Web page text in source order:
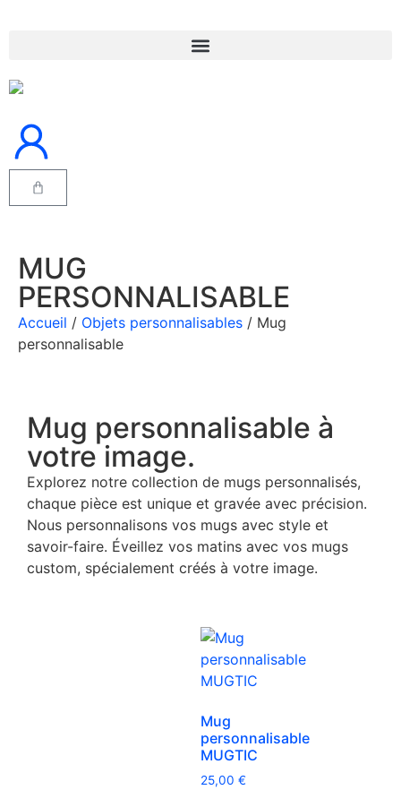
MUG
PERSONNALISABLE
Accueil / Objets personnalisables / Mug
personnalisable
Mug personnalisable à
votre image.
Explorez notre collection de mugs personnalisés,
chaque pièce est unique et gravée avec précision.
Nous personnalisons vos mugs avec style et
savoir-faire. Éveillez vos matins avec vos mugs
custom, spécialement créés à votre image.
Mug
personnalisable
MUGTIC
25,00 €